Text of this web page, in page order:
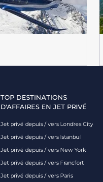
TOP DESTINATIONS
D'AFFAIRES EN JET PRIVÉ
Jet privé depuis / vers Londres City
Jet privé depuis / vers Istanbul
Jet privé depuis / vers New York
Jet privé depuis / vers Francfort
Jet privé depuis / vers Paris